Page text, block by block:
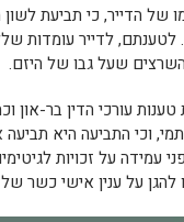
של הדייר, כי תביעת
לדייר עומדות
שעל גבו של היזם.
עורכי הדין בר-און
וכי התביעה היא
עמידה על זכויות
להגן על ענין אישי כשר